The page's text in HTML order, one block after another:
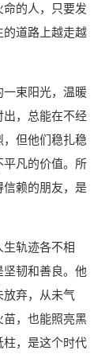
的人，只要发
道路上越走越
束阳光，温暖
，总能在不经
但他们稳扎稳
凡的价值。所
信赖的朋友，是
轨迹各不相
韧和善良。他
弃，从未气
，也能照亮黑
柱，是这个时代